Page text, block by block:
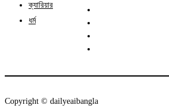
ক্যারিয়ার
ধর্ম
Copyright ©️ dailyeaibangla